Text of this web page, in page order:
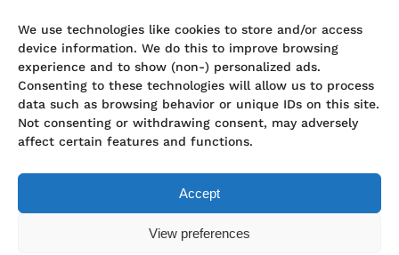
We use technologies like cookies to store and/or access
device information. We do this to improve browsing
experience and to show (non-) personalized ads.
Consenting to these technologies will allow us to process
data such as browsing behavior or unique IDs on this site.
Not consenting or withdrawing consent, may adversely
affect certain features and functions.
Accept
View preferences
+48 690 547 440
Dokowa 1, 80-863 Gdańsk, Poland
hello@aroundgdansk.pl